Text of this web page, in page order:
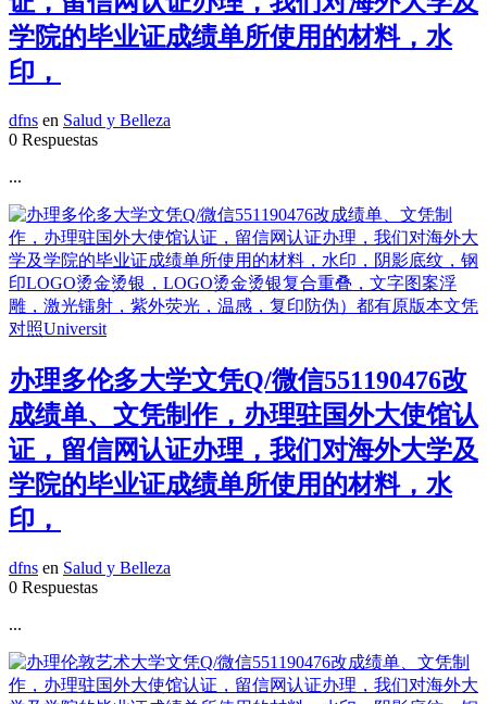
学院的毕业证成绩单所使用的材料，水
印，
dfns en Salud y Belleza
0 Respuestas
...
办理多伦多大学文凭Q/微信551190476改
成绩单、文凭制作，办理驻国外大使馆认
证，留信网认证办理，我们对海外大学及
学院的毕业证成绩单所使用的材料，水
印，
dfns en Salud y Belleza
0 Respuestas
...